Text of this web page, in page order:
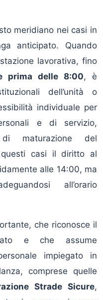
meridiano nei casi in
anticipato. Quando
lavorativa, fino
prima delle 8:00, è
dell’unità o
individuale per
e di servizio,
maturazione del
casi il diritto al
alle 14:00, ma
all’orario
che riconosce il
e che assume
impiegato in
comprese quelle
Strade Sicure,